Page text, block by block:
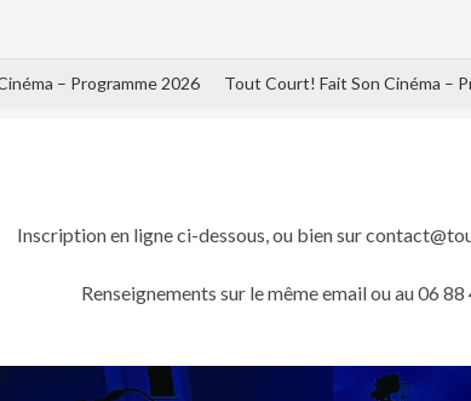
– Programme 2026 Tout Court! Fait Son Cinéma –
Inscription en ligne ci-dessous, ou bien sur
Renseignements sur le même email ou au 06 88